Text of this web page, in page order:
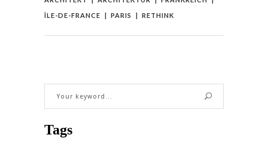
ÎLE-DE-FRANCE
PARIS RETHINK
Tags